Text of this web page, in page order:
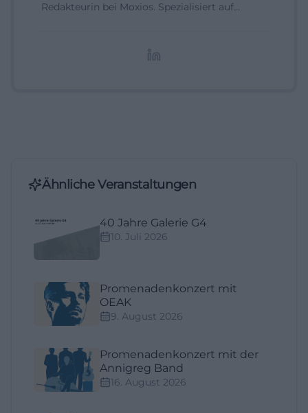
Redakteurin bei Moxios. Spezialisiert auf
Ähnliche Veranstaltungen
40 Jahre Galerie G4
10. Juli 2026
Promenadenkonzert mit
OEAK
9. August 2026
Promenadenkonzert mit der
Annigreg Band
16. August 2026